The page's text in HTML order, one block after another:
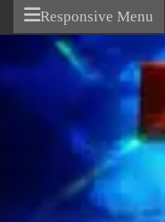
Responsive Menu